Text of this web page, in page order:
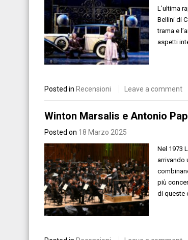
L’ultima
Bellini di
trama e
aspetti
Posted in Recensioni Leave a comment
Winton Marsalis e Antonio
Posted on 18 Marzo 2025
Nel 1973
arrivando
più
di queste